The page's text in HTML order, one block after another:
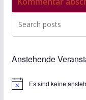
Anstehende
H
Es sind keine